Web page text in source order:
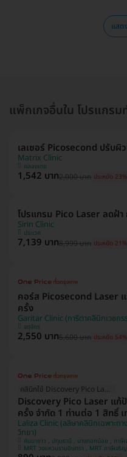
แสด
แพ็กเกจอื่นใน โปรแกร
เลเซอร์ Picosecond ปรับผิว
Matrix Clinic
คลองเตย
1,542 บาท2,000 บาท ประหยัด 23%
โปรแกรม Pico Laser ลดฝ้า
Sirin Clinic
ประเวศ
7,139 บาท8,999 บาท ประหยัด 21%
คอร์ส Picosecond Laser
ครั้ง
Garitar Clinic (การิตาคลินิกเวชกร
จตุจักร
2,550 บาท5,600 บาท ประหยัด 54%
คลินิกใช้ Discovery Pico Laser
Discovery Pico Laser แก้
ครั้ง จำกัด 1 ท่านต่อ 1 สิทธิ์ เ
Laliza Clinic (ลลิษาคลินิกเฉพาะทา
วิทยา)
คันนายาว , ปทุมธานี , บ
MRT วงแหวนรามอินทรา , MRT ภาษีเจริญ